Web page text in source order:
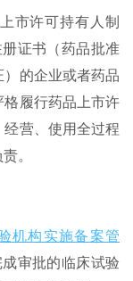
市许可持有人制
证书（药品批准
的企业或者药品
履行药品上市许
营、使用全过程
。
机构实施备案管
审批的临床试验